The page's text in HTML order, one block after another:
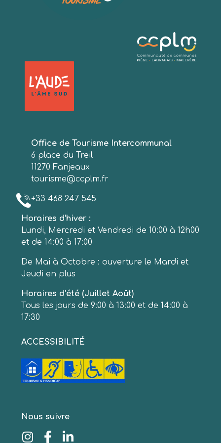
Office de Tourisme Intercommunal
6 place du Treil
11270 Fanjeaux
tourisme@ccplm.fr
+33 468 247 545
Horaires d’hiver :
Lundi, Mercredi et Vendredi de 10:00 à 12h00
et de 14:00 à 17:00
De Mai à Octobre : ouverture le Mardi et
Jeudi en plus
Horaires d’été (Juillet Août)
Tous les jours de 9:00 à 13:00 et de 14:00 à
17:30
ACCESSIBILITÉ
Nous suivre